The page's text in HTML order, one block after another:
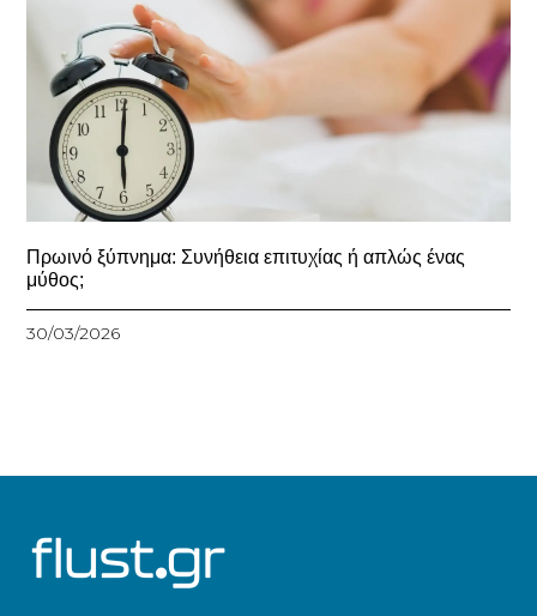
Πρωινό ξύπνημα: Συνήθεια επιτυχίας ή απλώς ένας
μύθος;
30/03/2026